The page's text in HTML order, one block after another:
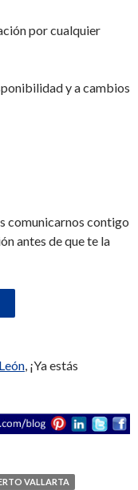
por cualquier
y a cambios
comunicarnos contigo
antes de que te la
, ¡Ya estás
VALLARTA